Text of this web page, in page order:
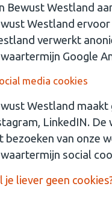
Bewust Westland
Westland
verwerkt
Google
media cookies
Westland maakt
LinkedIN. De
bezoeken van onze
social
je liever geen